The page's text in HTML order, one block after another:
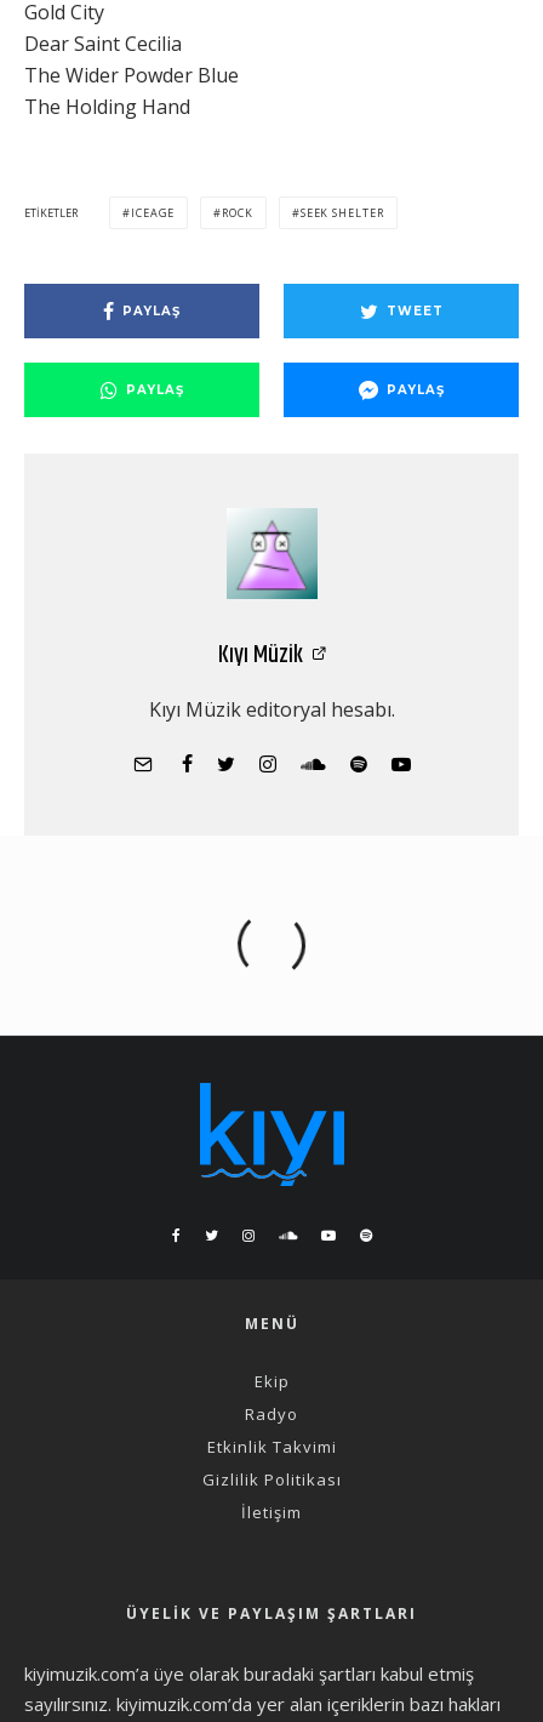
Gold City
Dear Saint Cecilia
The Wider Powder Blue
The Holding Hand
ETIKETLER ICEAGE ROCK SEEK SHELTER
PAYLAŞ TWEET
PAYLAŞ PAYLAŞ
Kıyı Müzik
Kıyı Müzik editoryal hesabı.
MENÜ
Ekip
Radyo
Etkinlik Takvimi
Gizlilik Politikası
İletişim
ÜYELIK VE PAYLAŞIM ŞARTLARI
kiyimuzik.com’a üye olarak buradaki şartları kabul etmiş
sayılırsınız. kiyimuzik.com’da yer alan içeriklerin bazı hakları